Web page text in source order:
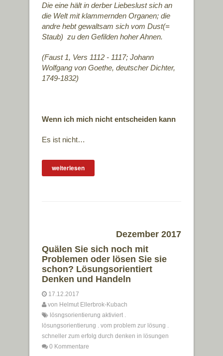
Die eine hält in derber Liebeslust sich an
die Welt mit klammernden Organen; die
andre hebt gewaltsam sich vom Dust(=
Staub) zu den Gefilden hoher Ahnen.
(Faust 1, Vers 1112 - 1117; Johann
Wolfgang von Goethe, deutscher Dichter,
1749-1832)
Wenn ich mich nicht entscheiden kann
Es ist nicht…
weiterlesen
Dezember 2017
Quälen Sie sich noch mit
Problemen oder lösen Sie sie
schon? Lösungsorientiert
Denken und Handeln
17.12.2017
von Helmut Ellerbrok-Kubach
lösngsorientierung aktiviert .
lösungsorientierung . vom problem zur lösung .
schneller zum erfolg durch denken in lösungen
0 Kommentare